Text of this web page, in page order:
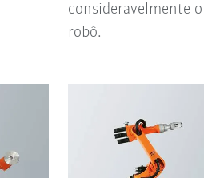
consideravelmente
robô.